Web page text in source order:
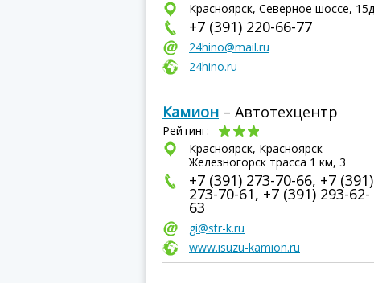
Красноярск, Северное шоссе, 15д
+7 (391) 220-66-77
24hino@mail.ru
24hino.ru
Камион – Автотехцентр
Рейтинг:
Красноярск, Красноярск-
Железногорск трасса 1 км, 3
+7 (391) 273-70-66, +7 (391)
273-70-61, +7 (391) 293-62-
63
gi@str-k.ru
www.isuzu-kamion.ru